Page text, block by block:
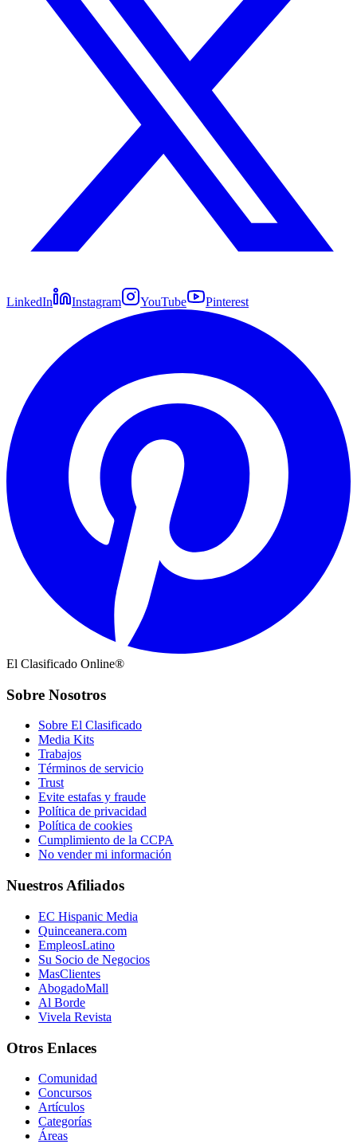
LinkedIn Instagram YouTube Pinterest
El Clasificado Online®
Sobre Nosotros
Sobre El Clasificado
Media Kits
Trabajos
Términos de servicio
Trust
Evite estafas y fraude
Política de privacidad
Política de cookies
Cumplimiento de la CCPA
No vender mi información
Nuestros Afiliados
EC Hispanic Media
Quinceanera.com
EmpleosLatino
Su Socio de Negocios
MasClientes
AbogadoMall
Al Borde
Vivela Revista
Otros Enlaces
Comunidad
Concursos
Artículos
Categorías
Áreas